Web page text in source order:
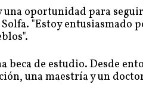
una oportunidad para seguir
"Estoy entusiasmado
beca de estudio. Desde
una maestría y un